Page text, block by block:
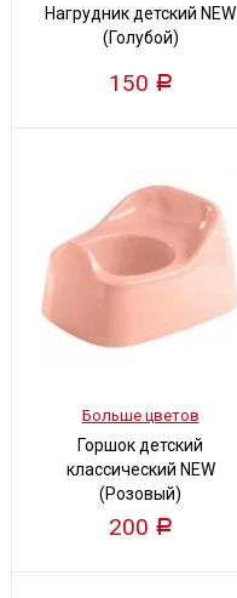
Нагрудник детский NEW
(Голубой)
150 Р
Больше цветов
Горшок детский
классический NEW
(Розовый)
200 Р